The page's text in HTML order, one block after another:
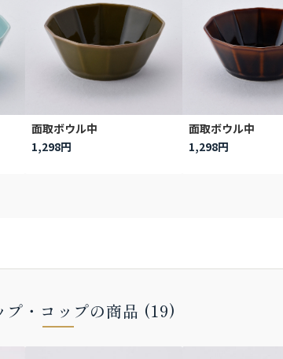
面取ボウル中
1,298円
面取ボウル中
1,298円
プ・コップの商品 (19)